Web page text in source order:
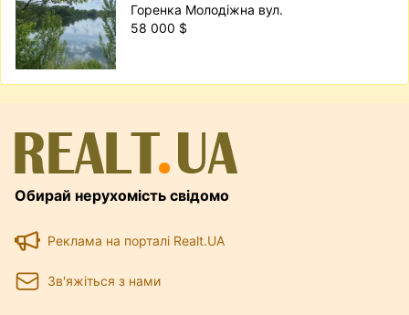
Горенка Молодіжна вул.
58 000 $
Обирай нерухомість свідомо
Реклама на порталі Realt.UA
Зв'яжіться з нами